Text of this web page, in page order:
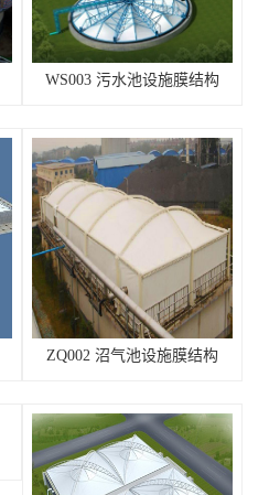
WS003 污水池设施膜结构
ZQ002 沼气池设施膜结构